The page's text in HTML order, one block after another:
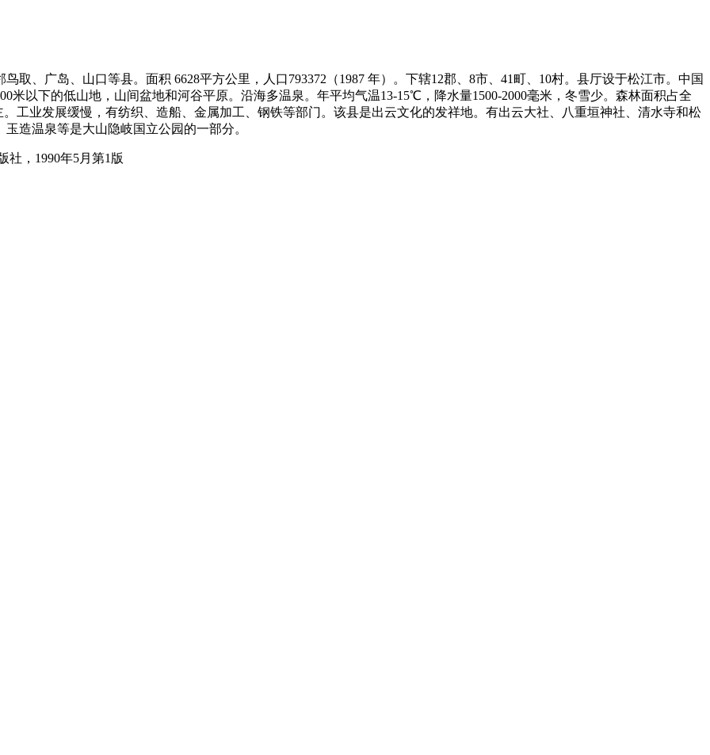
取、广岛、山口等县。面积 6628平方公里，人口793372（1987 年）。下辖12郡、8市、41町、10村。县厅设于松江市。中国
米以下的低山地，山间盆地和河谷平原。沿海多温泉。年平均气温13-15℃，降水量1500-2000毫米，冬雪少。森林面积占全
工业发展缓慢，有纺织、造船、金属加工、钢铁等部门。该县是出云文化的发祥地。有出云大社、八重垣神社、清水寺和松
造温泉等是大山隐岐国立公园的一部分。
社，1990年5月第1版